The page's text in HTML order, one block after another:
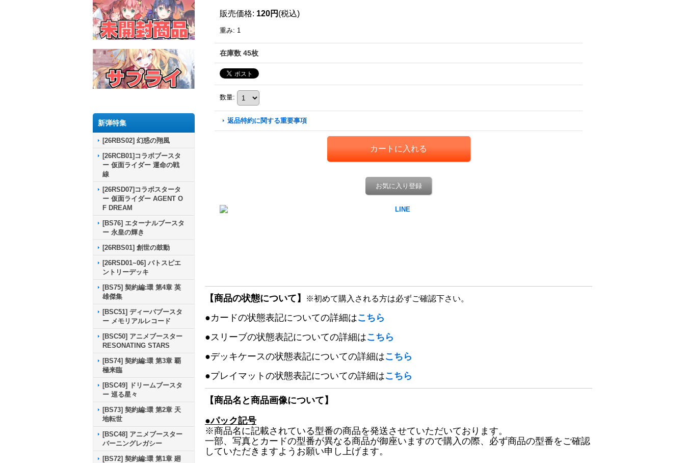
新弾特集
[26RBS02] 幻惑の翔風
[26RCB01]コラボブースタ
ー 仮面ライダー 運命の戦
線
[26RSD07]コラボスタータ
ー 仮面ライダー AGENT O
F DREAM
[BS76] エターナルブースタ
ー 永皇の輝き
[26RBS01] 創世の鼓動
[26RSD01~06] バトスピエ
ントリーデッキ
[BS75] 契約編:環 第4章 英
雄傑集
[BSC51] ディーバブースタ
ー メモリアルレコード
[BSC50] アニメブースター
RESONATING STARS
[BS74] 契約編:環 第3章 覇
極来臨
[BSC49] ドリームブースタ
ー 巡る星々
[BS73] 契約編:環 第2章 天
地転世
[BSC48] アニメブースター
バーニングレガシー
[BS72] 契約編:環 第1章 廻
販売価格: 120円 (税込)
重み: 1
在庫数 45枚
数量:
返品特約に関する重要事項
お気に入り登録
【商品の状態について】 ※初めて購入される方は必ずご確認下さい。
●カードの状態表記についての詳細はこちら
●スリーブの状態表記についての詳細はこちら
●デッキケースの状態表記についての詳細はこちら
●プレイマットの状態表記についての詳細はこちら
【商品名と商品画像について】
●パック記号
※商品名に記載されている型番の商品を発送させていただいております。
一部、写真とカードの型番が異なる商品が御座いますので購入の際、必ず商品の型番をご確認
していただきますようお願い申し上げます。